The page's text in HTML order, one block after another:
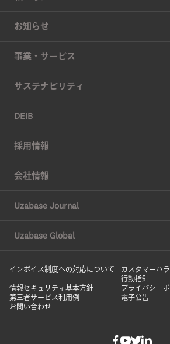
Our Mission
お知らせ
事業・サービス
サステナビリティ
サステナビリティへの考え方
マテリアリティの特定アプローチ
ESG推進体制
DEIB
メッセージ
コミットメント
DEIBレポート
採用情報
メッセージ
ユーザベースの働き方
DEIBレポート
社員紹介
会社情報
会社情報
オフィス
メディアキット
Uzabase Journal
Uzabase Global
インボイス制度への対応について
カスタマーハ
行動指針
情報セキュリティ基本方針
プライバシー
第三者サービス利用例
電子公告
お問い合わせ